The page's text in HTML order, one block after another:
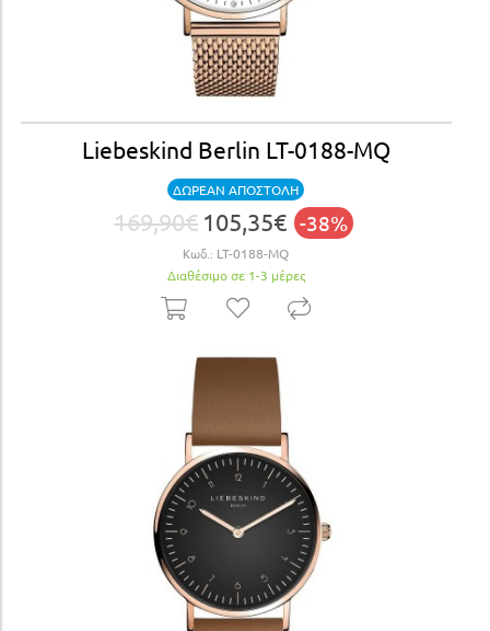
Liebeskind Berlin LT-0188-MQ
ΔΩΡΕΑΝ ΑΠΟΣΤΟΛΗ
169,90€ 105,35€ -38%
Κωδ.: LT-0188-MQ
Διαθέσιμο σε 1-3 μέρες